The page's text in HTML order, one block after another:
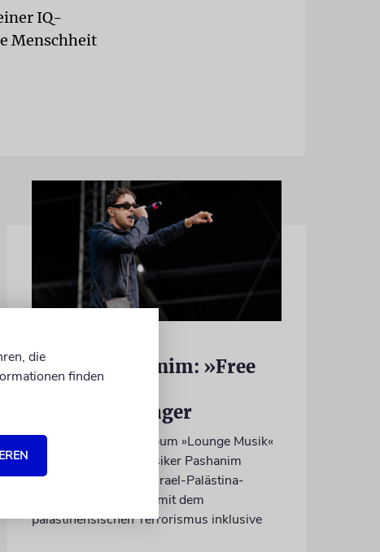
IQ-
Menschheit
Rapper Pashanim: »Free
Verkaufsschlager
Auf seinem neuen Album »Lounge Musik«
rappt der Berliner Musiker Pashanim
wiederholt über den Israel-Palästina-
Konflikt – Kokettieren mit dem
palästinensischen Terrorismus inklusive
die
finden